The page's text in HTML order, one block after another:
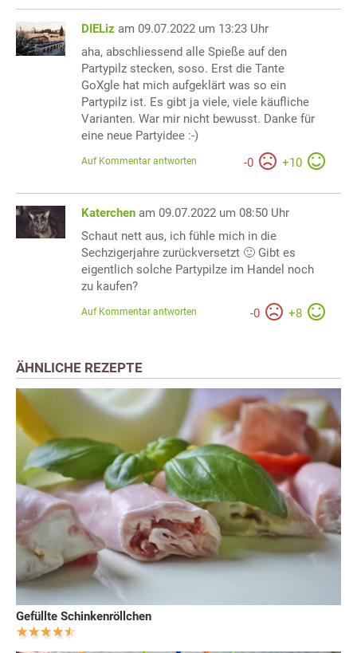
DIELiz am 09.07.2022 um 13:23 Uhr
aha, abschliessend alle Spieße auf den
Partypilz stecken, soso. Erst die Tante
GoXgle hat mich aufgeklärt was so ein
Partypilz ist. Es gibt ja viele, viele käufliche
Varianten. War mir nicht bewusst. Danke für
eine neue Partyidee :-)
-0 +10
Auf Kommentar antworten
Katerchen am 09.07.2022 um 08:50 Uhr
Schaut nett aus, ich fühle mich in die
Sechzigerjahre zurückversetzt 🙂 Gibt es
eigentlich solche Partypilze im Handel noch
zu kaufen?
-0 +8
Auf Kommentar antworten
ÄHNLICHE REZEPTE
Gefüllte Schinkenröllchen